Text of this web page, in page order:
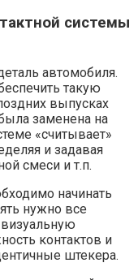
системы
автомобиля.
такую
выпусках
заменена на
«считывает»
и задавая
смеси и т.п.
начинать
нужно все
контактов и
штекера.